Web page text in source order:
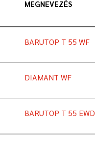
MEGNEVEZÉS
BARUTOP T 55 WF
DIAMANT WF
BARUTOP T 55 EWD